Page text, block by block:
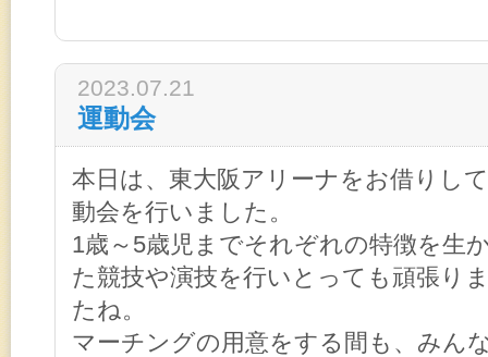
2023.07.21
運動会
本日は、東大阪アリーナをお借りし
動会を行いました。
1歳～5歳児までそれぞれの特徴を生
た競技や演技を行いとっても頑張り
たね。
マーチングの用意をする間も、みん